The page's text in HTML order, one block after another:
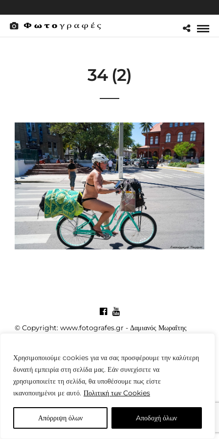
Χρησιμοποιούμε cookies για να σας προσφέρουμε την καλύτερη
δυνατή εμπειρία στη σελίδα μας. Εάν συνεχίσετε να
χρησιμοποιείτε τη σελίδα, θα υποθέσουμε πως είστε
ικανοποιημένοι με αυτό. Πολιτική των Cookies
Απόρριψη όλων Aποδοχή όλων
34 (2)
© Copyright: www.fotografes.gr - Δαμιανός Μωραΐτης